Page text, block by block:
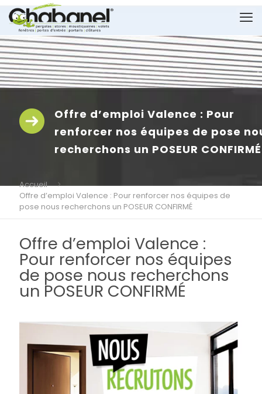
Offre d’emploi Valence : Pour
renforcer nos équipes de pose
recherchons un POSEUR CONFIRMÉ
Accueil
Offre d’emploi Valence : Pour renforcer nos équipes de
pose nous recherchons un POSEUR CONFIRMÉ
Offre d’emploi Valence :
Pour renforcer nos équipes
de pose nous recherchons
un POSEUR CONFIRMÉ